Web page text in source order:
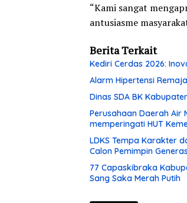
“Kami sangat
antusiasme
Berita Terkait
Kediri Cerdas 2026:
Alarm Hipertensi
Dinas SDA BK
Perusahaan Daerah Air
memperingati HUT
LDKS Tempa Karakter
Calon Pemimpin
77 Capaskibraka
Sang Saka Merah Putih